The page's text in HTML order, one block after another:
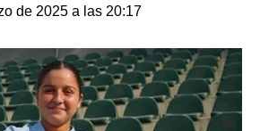
de 2025 a las 20:17